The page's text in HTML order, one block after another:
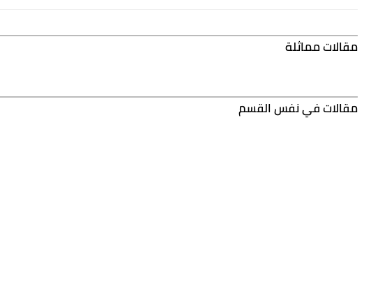
مقالات مماثلة
مقالات في نفس القسم